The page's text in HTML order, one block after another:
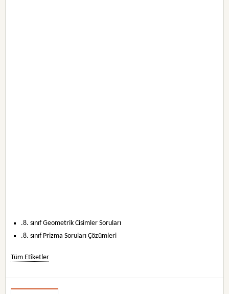
.8. sınıf Geometrik Cisimler Soruları
.8. sınıf Prizma Soruları Çözümleri
Tüm Etiketler